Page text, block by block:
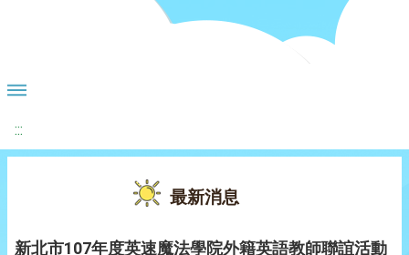
:::
最新消息
新北市107年度英速魔法學院外籍英語教師聯誼活動